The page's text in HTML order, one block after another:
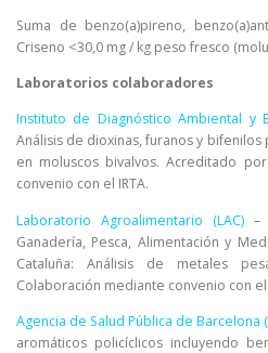
Suma de benzo(a)pireno,
Criseno <30,0 mg / kg peso fresco
Laboratorios colaboradores
Instituto de Diagnóstico Ambiental y
Análisis de dioxinas, furanos y
en moluscos bivalvos. Acreditado por
convenio con el IRTA.
Laboratorio Agroalimentario (LAC)–
Ganadería, Pesca, Alimentación y
Cataluña: Análisis de metales
Colaboración mediante convenio con el
Agencia de Salud Pública de Barcelona
aromáticos policíclicos incluyendo